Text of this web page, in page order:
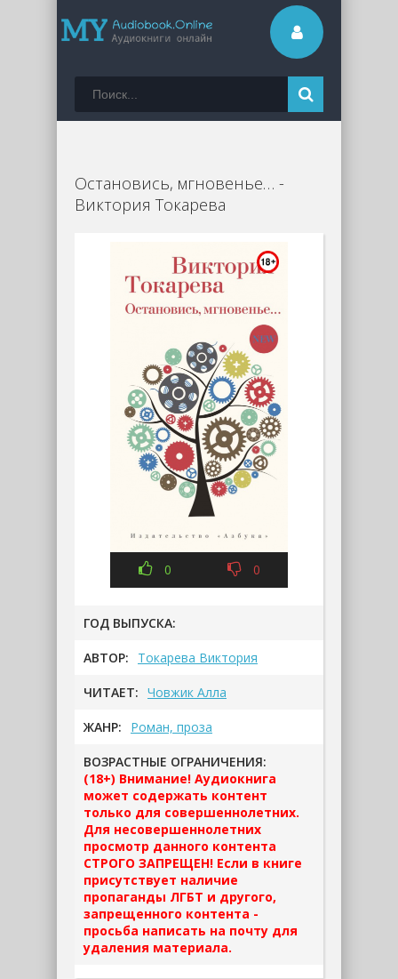
Остановись, мгновенье… -
Виктория Токарева
0 0
ГОД ВЫПУСКА:
АВТОР: Токарева Виктория
ЧИТАЕТ: Човжик Алла
ЖАНР: Роман, проза
ВОЗРАСТНЫЕ ОГРАНИЧЕНИЯ:
(18+) Внимание! Аудиокнига
может содержать контент
только для совершеннолетних.
Для несовершеннолетних
просмотр данного контента
СТРОГО ЗАПРЕЩЕН! Если в книге
присутствует наличие
пропаганды ЛГБТ и другого,
запрещенного контента -
просьба написать на почту для
удаления материала.